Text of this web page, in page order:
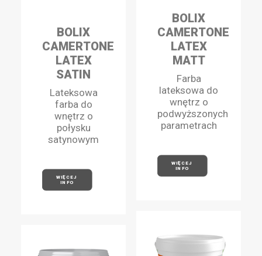
BOLIX
CAMERTONE
LATEX
MATT
Farba
lateksowa do
wnętrz o
podwyższonych
parametrach
WIĘCEJ
INFO
BOLIX
CAMERTONE
LATEX
SATIN
Lateksowa
farba do
wnętrz o
połysku
satynowym
WIĘCEJ
INFO